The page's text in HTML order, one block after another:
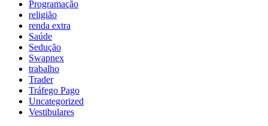
Programação
religião
renda extra
Saúde
Sedução
Swapnex
trabalho
Trader
Tráfego Pago
Uncategorized
Vestibulares